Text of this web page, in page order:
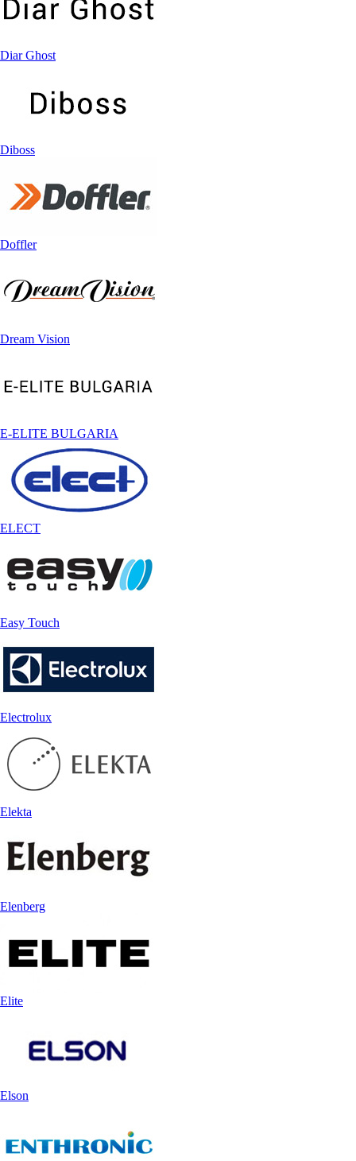
Diar Ghost
Diboss
Doffler
Dream Vision
E-ELITE BULGARIA
ELECT
Easy Touch
Electrolux
Elekta
Elenberg
Elite
Elson